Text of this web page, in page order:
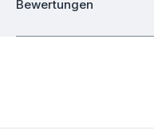
Bewertungen